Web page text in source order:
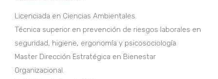
Licenciada en Ciencias Ambientales.
Técnica superior en prevención de riesgos laborales en
seguridad, higiene, ergonomía y psicosociología.
Master Dirección Estratégica en Bienestar
Organizacional.